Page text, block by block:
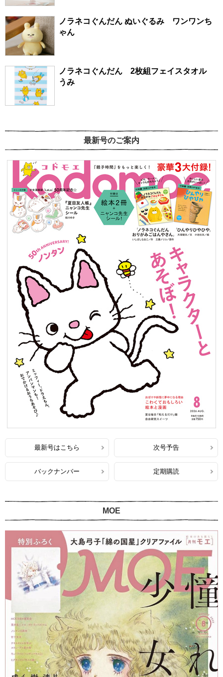
ノラネコぐんだん ぬいぐるみ ワンワンち
ゃん
ノラネコぐんだん 2枚組フェイスタオル
うみ
最新号のご案内
最新号はこちら 次号予告
バックナンバー 定期購読
MOE